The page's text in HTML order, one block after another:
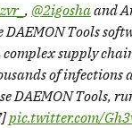
, @2igoshaand
Tools
supply
of infections
DAEMON Tools,
pic.twitter.com/